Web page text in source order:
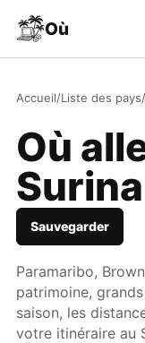
Où
Accueil/Liste des pays/
Où
Sauvegarder
Paramaribo,
patrimoine,
saison, les
votre itinéraire au